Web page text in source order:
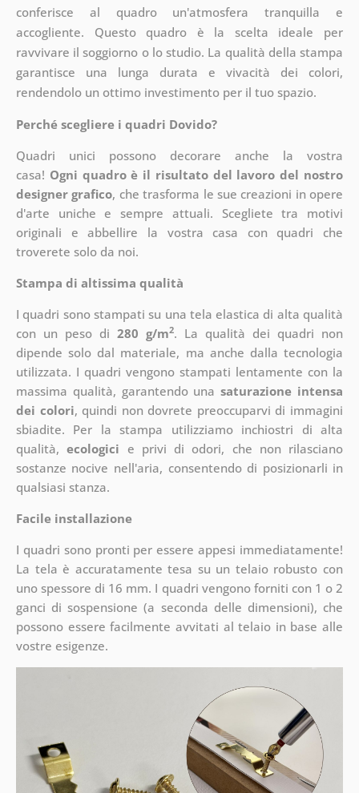
conferisce al quadro un'atmosfera tranquilla e
accogliente. Questo quadro è la scelta ideale per
ravvivare il soggiorno o lo studio. La qualità della stampa
garantisce una lunga durata e vivacità dei colori,
rendendolo un ottimo investimento per il tuo spazio.
Perché scegliere i quadri Dovido?
Quadri unici possono decorare anche la vostra
casa! Ogni quadro è il risultato del lavoro del nostro
designer grafico, chetrasforma le sue creazioni in opere
d'arte uniche e sempre attuali. Scegliete tra motivi
originali e abbellire la vostra casa con quadri che
troverete solo da noi.
Stampa di altissima qualità
I quadri sono stampati su una tela elastica di alta qualità
con un peso di 280 g/m2. La qualità dei quadri non
dipende solo dal materiale, ma anche dalla tecnologia
utilizzata. I quadri vengono stampati lentamente con la
massima qualità, garantendo unasaturazione intensa
dei colori, quindi non dovrete preoccuparvi di immagini
sbiadite. Per la stampa utilizziamo inchiostri di alta
qualità,ecologici e privi di odori, che non rilasciano
sostanze nocive nell'aria, consentendo di posizionarli in
qualsiasi stanza.
Facile installazione
I quadri sono pronti per essere appesi immediatamente!
La tela è accuratamente tesa su un telaio robusto con
uno spessore di 16 mm. I quadri vengono forniti con 1 o 2
ganci di sospensione (a seconda delle dimensioni), che
possono essere facilmente avvitati al telaio in base alle
vostre esigenze.